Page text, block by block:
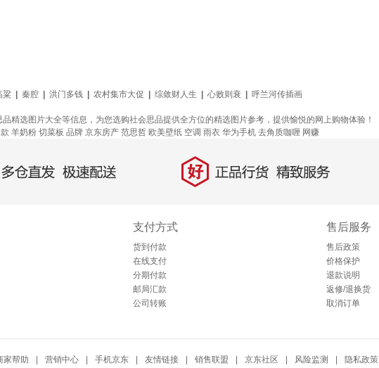
粱 秦腔 洪门多钱 农村集市大促 综敛财人生 心败则衰
呼兰河传插画
精选图片大全等信息，为您选购社会思品提供全方位的精选图片参考，提供愉悦的网上购物体验！
羊奶粉 切菜板 品牌 京东房产 范思哲 欧美壁纸 空调 雨衣 华为手机 去角质咖喱 网赚
直发，极速配送 好 正品行货，精致服务
支付方式
货到付款
在线支付
分期付款
邮局汇款
公司转账
售后服务
售后政策
价格保护
退款说明
返修/退换货
取消订单
家帮助 营销中心 手机京东 友情链接 销售联盟 京东社区 风险监测 隐私政策